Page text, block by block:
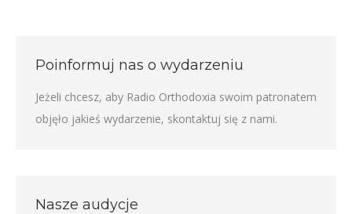
Poinformuj nas o wydarzeniu
Jeżeli chcesz, aby Radio Orthodoxia swoim patronatem
objęło jakieś wydarzenie, skontaktuj się z nami.
Nasze audycje